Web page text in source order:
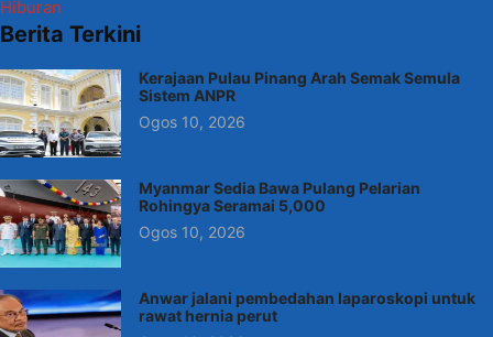
Hiburan
Berita Terkini
Kerajaan Pulau Pinang Arah Semak Semula
Sistem ANPR
Ogos 10, 2026
Myanmar Sedia Bawa Pulang Pelarian
Rohingya Seramai 5,000
Ogos 10, 2026
Anwar jalani pembedahan laparoskopi untuk
rawat hernia perut